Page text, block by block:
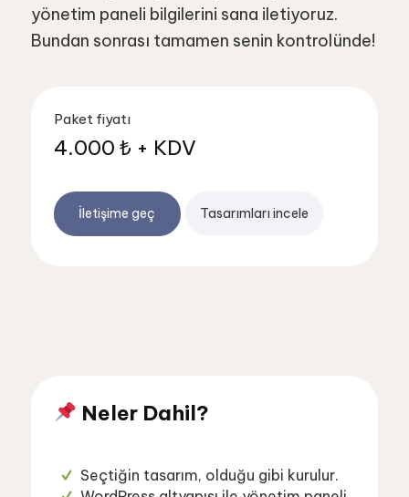
yönetim paneli bilgilerini sana iletiyoruz.
Bundan sonrası tamamen senin kontrolünde!
Paket fiyatı
4.000 ₺ + KDV
İletişime geç Tasarımları incele
Neler Dahil?
Seçtiğin tasarım, olduğu gibi kurulur.